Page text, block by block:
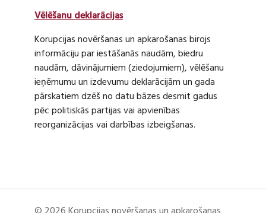
Vēlēšanu deklarācijas
Korupcijas novēršanas un apkarošanas birojs
informāciju par iestāšanās naudām, biedru
naudām, dāvinājumiem (ziedojumiem), vēlēšanu
ieņēmumu un izdevumu deklarācijām un gada
pārskatiem dzēš no datu bāzes desmit gadus
pēc politiskās partijas vai apvienības
reorganizācijas vai darbības izbeigšanas.